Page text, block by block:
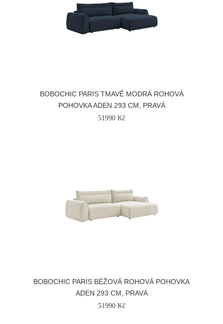
BOBOCHIC PARIS TMAVĚ MODRÁ ROHOVÁ
POHOVKA ADEN 293 CM, PRAVÁ
51990 Kč
BOBOCHIC PARIS BÉŽOVÁ ROHOVÁ POHOVKA
ADEN 293 CM, PRAVÁ
51990 Kč